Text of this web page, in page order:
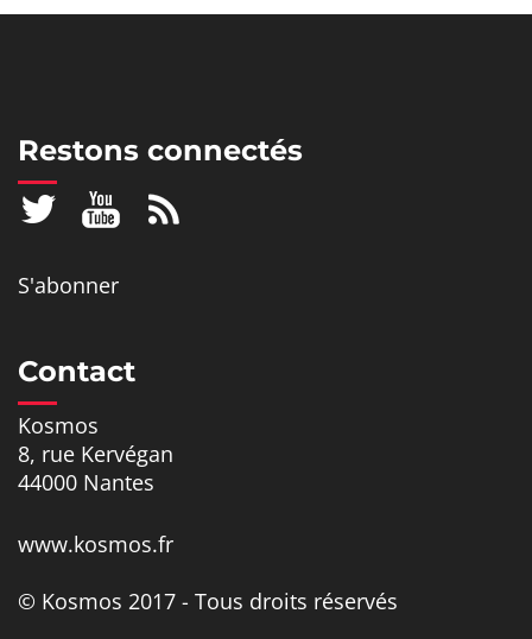
Restons connectés
S'abonner
Contact
Kosmos
8, rue Kervégan
44000 Nantes
www.kosmos.fr
© Kosmos 2017 - Tous droits réservés